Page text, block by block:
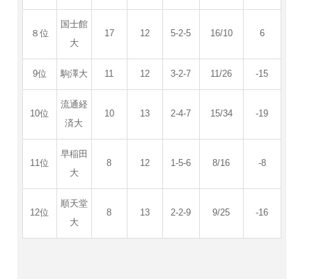
８位
国士館
大
17 12 5-2-5 16/10 6
9位 駒澤大 11 12 3-2-7 11/26 -15
10位
流通経
済大
10 13 2-4-7 15/34 -19
11位
早稲田
大
8 12 1-5-6 8/16 -8
12位
順天堂
大
8 13 2-2-9 9/25 -16